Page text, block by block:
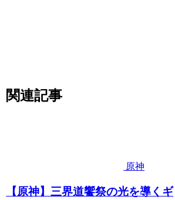
関連記事
原神
【原神】三界道饗祭の光を導くギ